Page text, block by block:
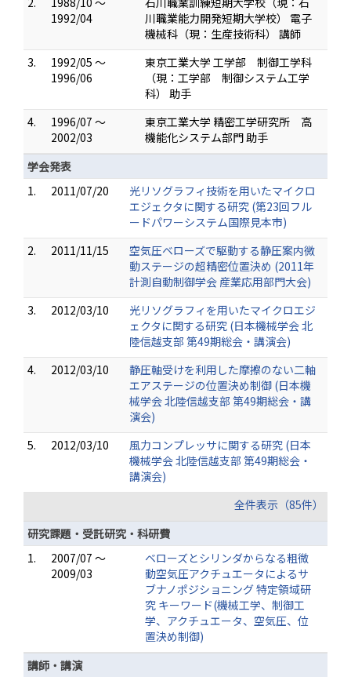
1992/04
川職業能力開発短期大学校） 電子
機械科（現：生産技術科） 講師
3.
1992/05 ～
1996/06
東京工業大学 工学部 制御工学科
（現：工学部 制御システム工学
科） 助手
4.
1996/07 ～
2002/03
東京工業大学 精密工学研究所 高
機能化システム部門 助手
学会発表
1.
2011/07/20
光リソグラフィ技術を用いたマイクロ
エジェクタに関する研究 (第23回フル
ードパワーシステム国際見本市)
2.
2011/11/15
空気圧ベローズで駆動する静圧案内微
動ステージの超精密位置決め (2011年
計測自動制御学会 産業応用部門大会)
3.
2012/03/10
光リソグラフィを用いたマイクロエジ
ェクタに関する研究 (日本機械学会 北
陸信越支部 第49期総会・講演会)
4.
2012/03/10
静圧軸受けを利用した摩擦のない二軸
エアステージの位置決め制御 (日本機
械学会 北陸信越支部 第49期総会・講
演会)
5.
2012/03/10
風力コンプレッサに関する研究 (日本
機械学会 北陸信越支部 第49期総会・
講演会)
全件表示（85件）
研究課題・受託研究・科研費
1.
2007/07 ～
2009/03
ベローズとシリンダからなる粗微
動空気圧アクチュエータによるサ
ブナノポジショニング 特定領域研
究 キーワード(機械工学、制御工
学、アクチュエータ、空気圧、位
置決め制御)
講師・講演